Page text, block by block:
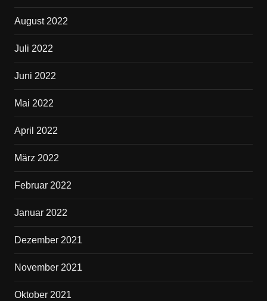
August 2022
Juli 2022
Juni 2022
Mai 2022
April 2022
März 2022
Februar 2022
Januar 2022
Dezember 2021
November 2021
Oktober 2021